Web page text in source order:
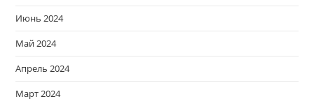
Июнь 2024
Май 2024
Апрель 2024
Март 2024